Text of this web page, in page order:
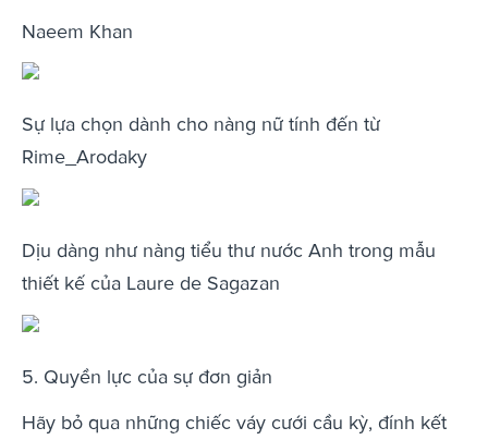
Naeem Khan
Sự lựa chọn dành cho nàng nữ tính đến từ
Rime_Arodaky
Dịu dàng như nàng tiểu thư nước Anh trong mẫu
thiết kế của Laure de Sagazan
5. Quyền lực của sự đơn giản
Hãy bỏ qua những chiếc váy cưới cầu kỳ, đính kết